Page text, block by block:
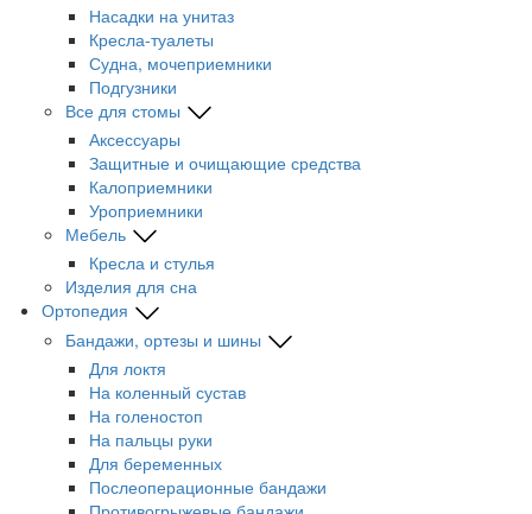
Насадки на унитаз
Кресла-туалеты
Судна, мочеприемники
Подгузники
Все для стомы
Аксессуары
Защитные и очищающие средства
Калоприемники
Уроприемники
Мебель
Кресла и стулья
Изделия для сна
Ортопедия
Бандажи, ортезы и шины
Для локтя
На коленный сустав
На голеностоп
На пальцы руки
Для беременных
Послеоперационные бандажи